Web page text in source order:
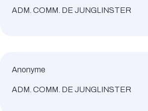
ADM. COMM. DE JUNGLINSTER
Anonyme
ADM. COMM. DE JUNGLINSTER